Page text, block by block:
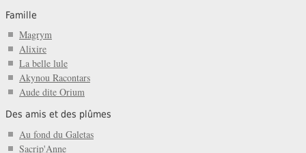
Famille
Magrym
Alixire
La belle lule
Akynou Racontars
Aude dite Orium
Des amis et des plûmes
Au fond du Galetas
Sacrip'Anne